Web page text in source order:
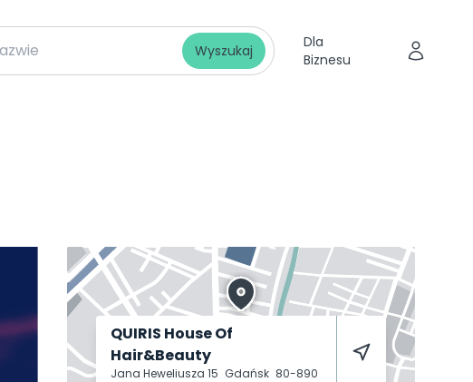
Wyszukaj
Dla
Biznesu
QUIRIS House Of
Hair&Beauty
Jana Heweliusza 15 Gdańsk 80-890